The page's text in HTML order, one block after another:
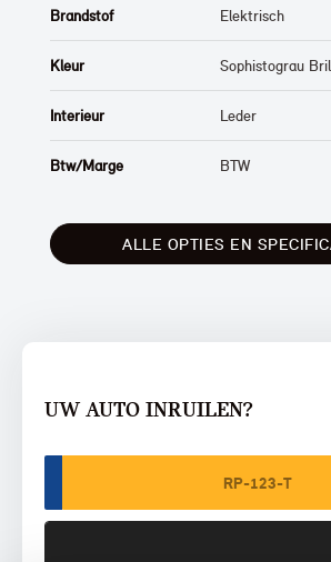
UW AUTO INRUILEN?
Brandstof Elektrisch
Kleur Sophistograu
Interieur Leder
Btw/Marge BTW
ALLE OPTIES EN